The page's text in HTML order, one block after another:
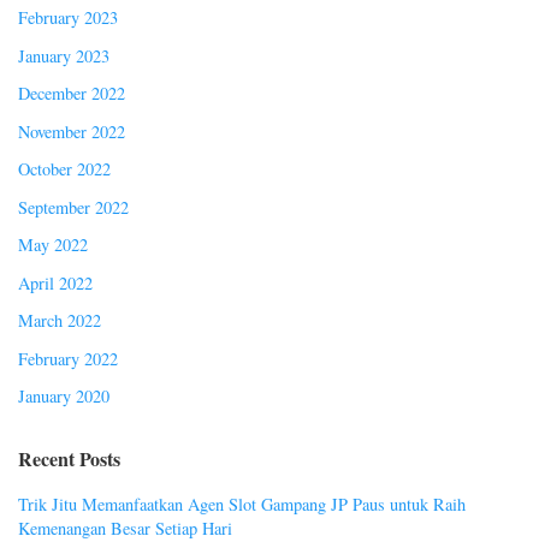
February 2023
January 2023
December 2022
November 2022
October 2022
September 2022
May 2022
April 2022
March 2022
February 2022
January 2020
Recent Posts
Trik Jitu Memanfaatkan Agen Slot Gampang JP Paus untuk Raih
Kemenangan Besar Setiap Hari